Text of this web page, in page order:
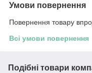
Умови повернення
Повернення товару
Всі умови повернення
Подібні товари